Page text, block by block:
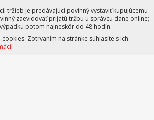
tržieb je predávajúci povinný vystaviť kupujúcemu
zaevidovať prijatú tržbu u správcu dane online;
potom najneskôr do 48 hodín.
Zotrvaním na stránke súhlasíte s ich